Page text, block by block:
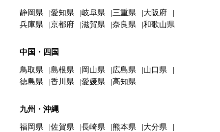
静岡県 愛知県 岐阜県 三重県
大阪府
兵庫県
京都府 滋賀県 奈良県 和歌山県
中国・四国
鳥取県 島根県 岡山県 広島県
山口県
徳島県
香川県 愛媛県 高知県
九州・沖縄
福岡県 佐賀県 長崎県 熊本県
大分県